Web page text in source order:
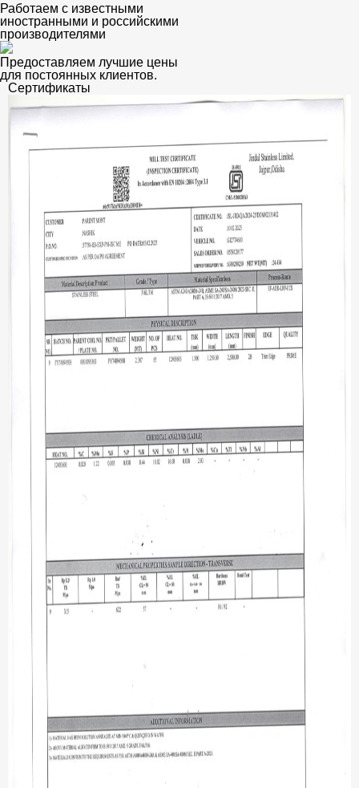
Работаем с известными
иностранными и российскими
производителями
Предоставляем лучшие цены
для постоянных клиентов.
Сертификаты